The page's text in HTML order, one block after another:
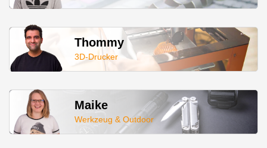
Thommy
3D-Drucker
Maike
Werkzeug & Outdoor